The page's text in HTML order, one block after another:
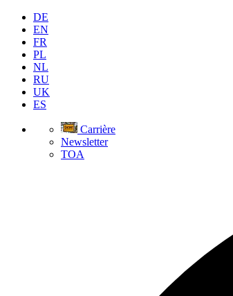
DE
EN
FR
PL
NL
RU
UK
ES
Carrière
Newsletter
TOA